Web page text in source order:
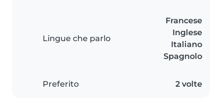
Lingue che parlo
Francese
Inglese
Italiano
Spagnolo
Preferito 2 volte